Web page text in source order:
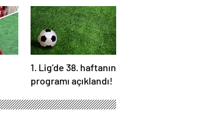
1. Lig’de 38. haftanın
programı açıklandı!